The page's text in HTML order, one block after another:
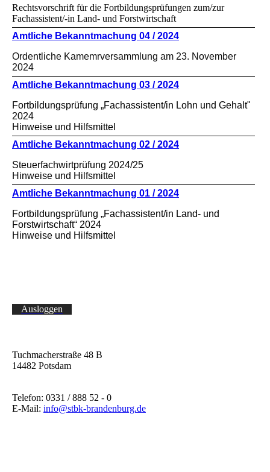
Rechtsvorschrift für die Fortbildungsprüfungen zum/zur
Fachassistent/-in Land- und Forstwirtschaft
Amtliche Bekanntmachung 04 / 2024
Ordentliche Kamemrversammlung am 23. November
2024
Amtliche Bekanntmachung 03 / 2024
Fortbildungsprüfung „Fachassistent/in Lohn und Gehalt"
2024
Hinweise und Hilfsmittel
Amtliche Bekanntmachung 02 / 2024
Steuerfachwirtprüfung 2024/25
Hinweise und Hilfsmittel
Amtliche Bekanntmachung 01 / 2024
Fortbildungsprüfung „Fachassistent/in Land- und
Forstwirtschaft“ 2024
Hinweise und Hilfsmittel
Ausloggen
Tuchmacherstraße 48 B
14482 Potsdam
Telefon: 0331 / 888 52 - 0
E-Mail: info@stbk-brandenburg.de